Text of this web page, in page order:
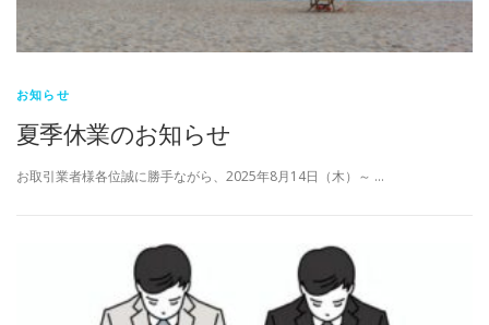
お知らせ
夏季休業のお知らせ
お取引業者様各位誠に勝手ながら、2025年8月14日（木）～ …